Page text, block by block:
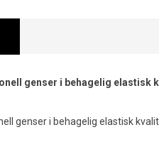
genser i behagelig elastisk
genser i behagelig elastisk